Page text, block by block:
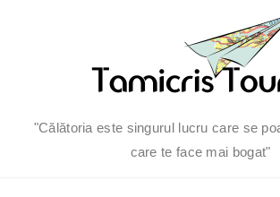
"Călătoria este singurul lucru care se
care te face mai bogat"